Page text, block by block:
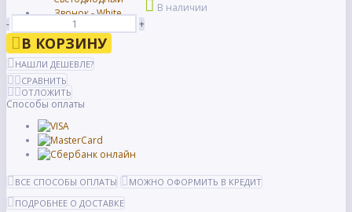
В наличии
-
+
В КОРЗИНУ
НАШЛИ ДЕШЕВЛЕ?
СРАВНИТЬ
ОТЛОЖИТЬ
Способы оплаты
ВСЕ СПОСОБЫ ОПЛАТЫ
МОЖНО ОФОРМИТЬ В КРЕДИТ
ПОДРОБНЕЕ О ДОСТАВКЕ